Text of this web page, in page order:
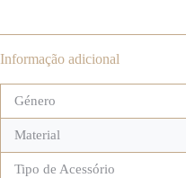
Informação adicional
Género
Material
Tipo de Acessório